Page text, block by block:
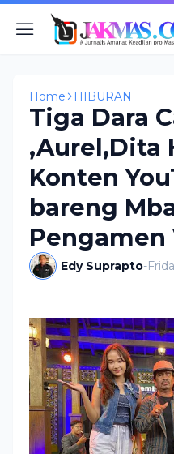
Home HIBURAN
Tiga Dara
,Aurel,Dita
Konten
bareng
Pengamen
Edy Suprapto-